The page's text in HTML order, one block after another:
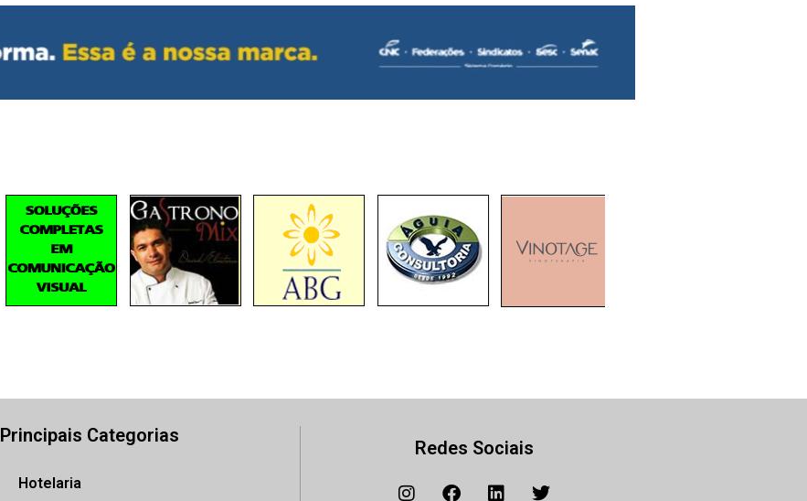
Principais Categorias
Hotelaria
Redes Sociais